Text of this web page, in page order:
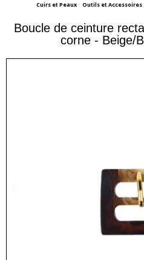
Cuirs et Peaux Outils et Accessoires
Boucle de ceinture
corne - Beige/